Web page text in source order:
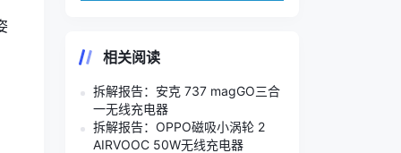
相关阅读
拆解报告：安克 737 magGO三合
一无线充电器
拆解报告：OPPO磁吸小涡轮 2
AIRVOOC 50W无线充电器